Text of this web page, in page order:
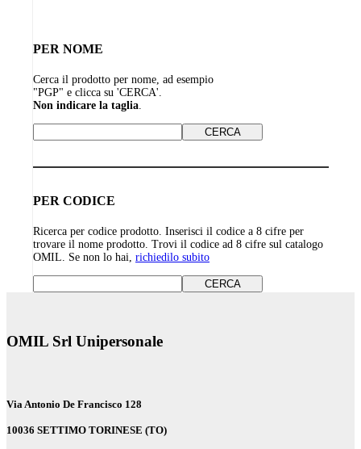
PER NOME
Cerca il prodotto per nome, ad esempio
"PGP" e clicca su 'CERCA'.
Non indicare la taglia.
PER CODICE
Ricerca per codice prodotto. Inserisci il codice a 8 cifre per
trovare il nome prodotto. Trovi il codice ad 8 cifre sul catalogo
OMIL. Se non lo hai, richiedilo subito
OMIL Srl Unipersonale
Via Antonio De Francisco 128
10036 SETTIMO TORINESE (TO)